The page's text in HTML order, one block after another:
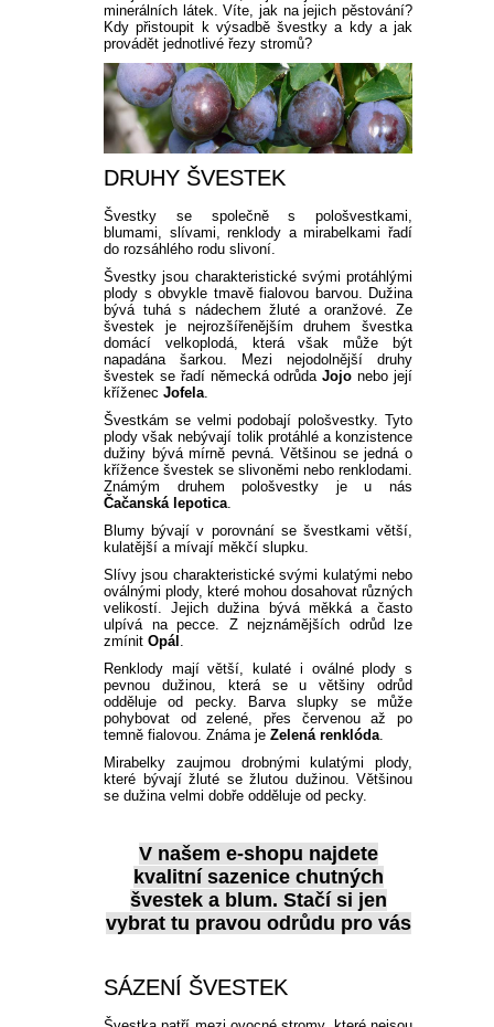
minerálních látek. Víte, jak na jejich pěstování?
Kdy přistoupit k výsadbě švestky a kdy a jak
provádět jednotlivé řezy stromů?
DRUHY ŠVESTEK
Švestky se společně s pološvestkami,
blumami, slívami, renklody a mirabelkami řadí
do rozsáhlého rodu slivoní.
Švestky jsou charakteristické svými protáhlými
plody s obvykle tmavě fialovou barvou. Dužina
bývá tuhá s nádechem žluté a oranžové. Ze
švestek je nejrozšířenějším druhem švestka
domácí velkoplodá, která však může být
napadána šarkou. Mezi nejodolnější druhy
švestek se řadí německá odrůdaJojo nebo její
kříženec Jofela.
Švestkám se velmi podobají pološvestky. Tyto
plody však nebývají tolik protáhlé a konzistence
dužiny bývá mírně pevná. Většinou se jedná o
křížence švestek se slivoněmi nebo renklodami.
Známým druhem pološvestky je u nás
Čačanská lepotica.
Blumy bývají v porovnání se švestkami větší,
kulatější a mívají měkčí slupku.
Slívy jsou charakteristické svými kulatými nebo
oválnými plody, které mohou dosahovat různých
velikostí. Jejich dužina bývá měkká a často
ulpívá na pecce. Z nejznámějších odrůd lze
zmínit Opál .
Renklody mají větší, kulaté i oválné plody s
pevnou dužinou, která se u většiny odrůd
odděluje od pecky. Barva slupky se může
pohybovat od zelené, přes červenou až po
temně fialovou. Známa je Zelená renklóda.
Mirabelky zaujmou drobnými kulatými plody,
které bývají žluté se žlutou dužinou. Většinou
se dužina velmi dobře odděluje od pecky.
V našem e-shopu najdete
kvalitní sazenice chutných
švestek a blum. Stačí si jen
vybrat tu pravou odrůdu pro vás
SÁZENÍ ŠVESTEK